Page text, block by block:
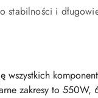
i
zakresy to